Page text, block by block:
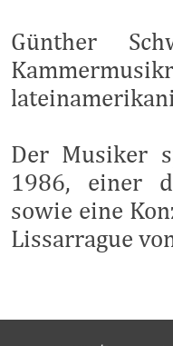
Günther
Der Musiker
1986, einer
sowie eine
Lissarrague